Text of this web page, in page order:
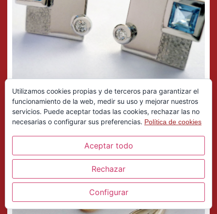
Utilizamos cookies propias y de terceros para garantizar el
funcionamiento de la web, medir su uso y mejorar nuestros
servicios. Puede aceptar todas las cookies, rechazar las no
necesarias o configurar sus preferencias. Política de cookies
Aceptar todo
Rechazar
Configurar